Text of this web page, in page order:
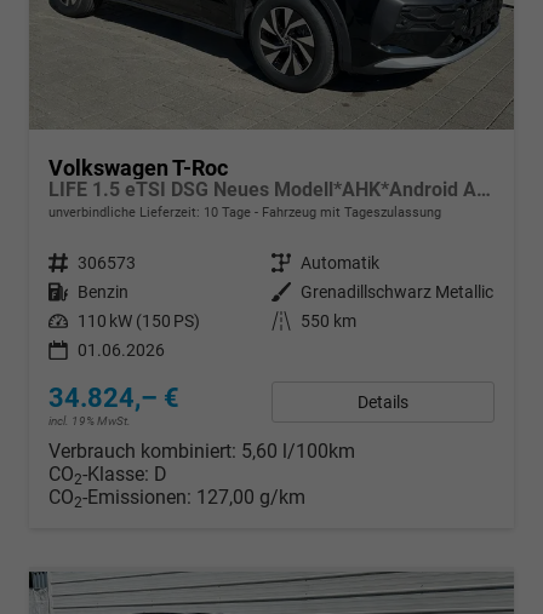
Volkswagen T-Roc
LIFE 1.5 eTSI DSG Neues Modell*AHK*Android Auto*SHZ*ACC*Kamera*5J Garantie*Klimaauto*
unverbindliche Lieferzeit: 10 Tage Fahrzeug mit Tageszulassung
Fahrzeugnr. 306573 Getriebe Automatik
Kraftstoff Benzin Außenfarbe
Grenadillschwarz Metallic
Leistung 110 kW (150 PS) Kilometerstand
550 km
01.06.2026
34.824,– €
incl. 19% MwSt.
Details
Verbrauch kombiniert: 5,60 l/100km
CO2-Klasse: D
CO2-Emissionen: 127,00 g/km